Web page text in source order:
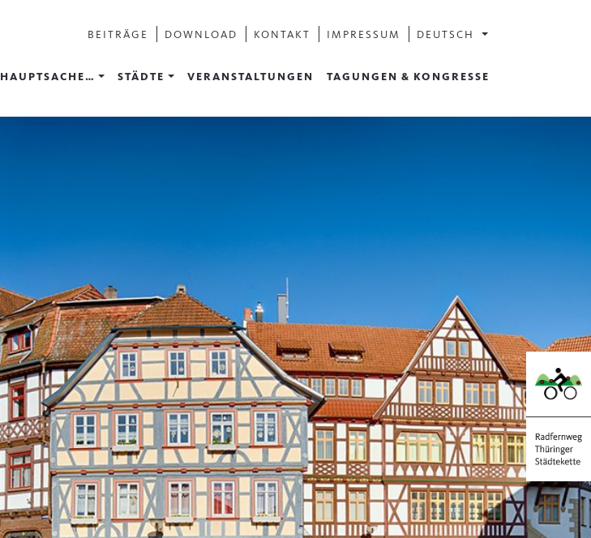
BEITRÄGE DOWNLOAD KONTAKT IMPRESSUM DEUTSCH
HAUPTSACHE… STÄDTE VERANSTALTUNGEN TAGUNGEN & KONGRESSE